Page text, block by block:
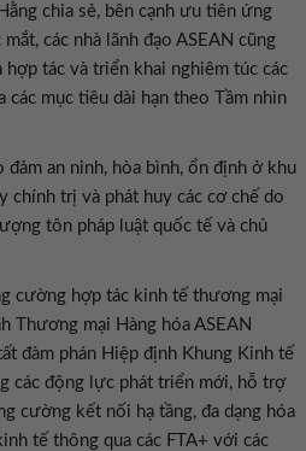
chia sẻ, bên cạnh ưu tiên ứng
các nhà lãnh đạo ASEAN cũng
hợp tác và triển khai nghiêm túc các
các mục tiêu dài hạn theo Tầm nhìn
đảm an ninh, hòa bình, ổn định ở khu
chính trị và phát huy các cơ chế do
tôn pháp luật quốc tế và chủ
cường hợp tác kinh tế thương mại
Thương mại Hàng hóa ASEAN
đàm phán Hiệp định Khung Kinh tế
các động lực phát triển mới, hỗ trợ
cường kết nối hạ tầng, đa dạng hóa
tế thông qua các FTA+ với các